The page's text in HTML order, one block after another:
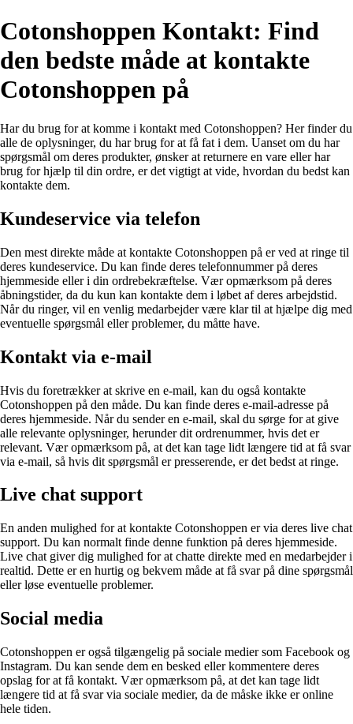
Cotonshoppen Kontakt: Find
den bedste måde at kontakte
Cotonshoppen på
Har du brug for at komme i kontakt med Cotonshoppen? Her finder du
alle de oplysninger, du har brug for at få fat i dem. Uanset om du har
spørgsmål om deres produkter, ønsker at returnere en vare eller har
brug for hjælp til din ordre, er det vigtigt at vide, hvordan du bedst kan
kontakte dem.
Kundeservice via telefon
Den mest direkte måde at kontakte Cotonshoppen på er ved at ringe til
deres kundeservice. Du kan finde deres telefonnummer på deres
hjemmeside eller i din ordrebekræftelse. Vær opmærksom på deres
åbningstider, da du kun kan kontakte dem i løbet af deres arbejdstid.
Når du ringer, vil en venlig medarbejder være klar til at hjælpe dig med
eventuelle spørgsmål eller problemer, du måtte have.
Kontakt via e-mail
Hvis du foretrækker at skrive en e-mail, kan du også kontakte
Cotonshoppen på den måde. Du kan finde deres e-mail-adresse på
deres hjemmeside. Når du sender en e-mail, skal du sørge for at give
alle relevante oplysninger, herunder dit ordrenummer, hvis det er
relevant. Vær opmærksom på, at det kan tage lidt længere tid at få svar
via e-mail, så hvis dit spørgsmål er presserende, er det bedst at ringe.
Live chat support
En anden mulighed for at kontakte Cotonshoppen er via deres live chat
support. Du kan normalt finde denne funktion på deres hjemmeside.
Live chat giver dig mulighed for at chatte direkte med en medarbejder i
realtid. Dette er en hurtig og bekvem måde at få svar på dine spørgsmål
eller løse eventuelle problemer.
Social media
Cotonshoppen er også tilgængelig på sociale medier som Facebook og
Instagram. Du kan sende dem en besked eller kommentere deres
opslag for at få kontakt. Vær opmærksom på, at det kan tage lidt
længere tid at få svar via sociale medier, da de måske ikke er online
hele tiden.